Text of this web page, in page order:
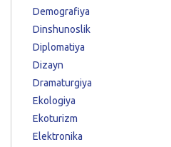
Demografiya
Dinshunoslik
Diplomatiya
Dizayn
Dramaturgiya
Ekologiya
Ekoturizm
Elektronika